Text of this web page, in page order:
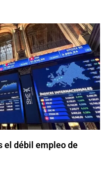
el débil empleo de